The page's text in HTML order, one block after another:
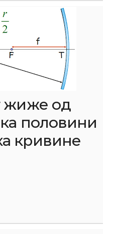
жиже од
половини
кривине